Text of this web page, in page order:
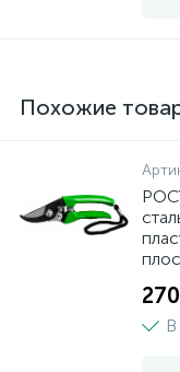
Похожие